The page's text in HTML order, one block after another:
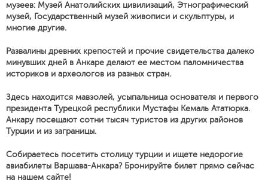
музеев: Музей Анатолийских цивилизаций, Этнографический
музей, Государственный музей живописи и скульптуры, и
многие другие.
Развалины древних крепостей и прочие свидетельства далеко
минувших дней в Анкаре делают ее местом паломничества
историков и археологов из разных стран.
Здесь находится мавзолей, усыпальница основателя и первого
президента Турецкой республики Мустафы Кемаль Ататюрка.
Анкару посещают сотни тысяч туристов из других районов
Турции и из заграницы.
Собираетесь посетить столицу турции и ищете недорогие
авиабилеты Варшава-Анкара? Бронируйте билет прямо сейчас
на нашем сайте!